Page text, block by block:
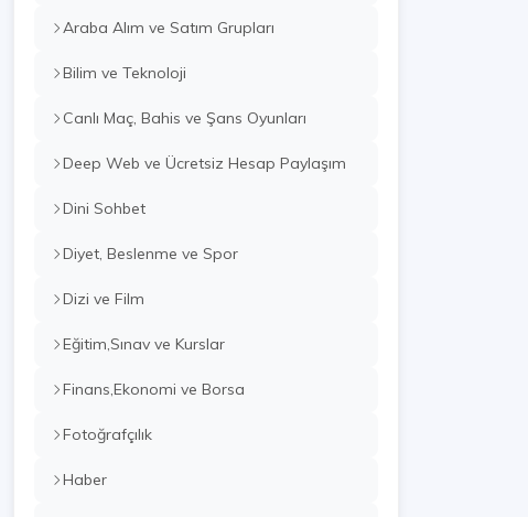
Araba Alım ve Satım Grupları
Bilim ve Teknoloji
Canlı Maç, Bahis ve Şans Oyunları
Deep Web ve Ücretsiz Hesap Paylaşım
Dini Sohbet
Diyet, Beslenme ve Spor
Dizi ve Film
Eğitim,Sınav ve Kurslar
Finans,Ekonomi ve Borsa
Fotoğrafçılık
Haber